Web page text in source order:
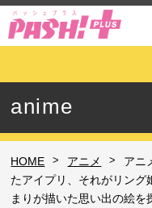
anime
HOME > アニメ >
アニ
たアイプリ、それがリング
まりが描いた思い出の絵